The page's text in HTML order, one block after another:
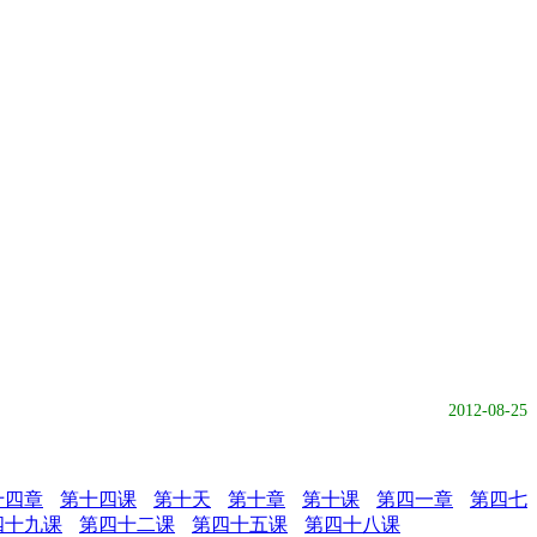
2012-08-25
四章 第十四课 第十天 第十章 第十课 第四一章
第四七
十九课
第四十二课 第四十五课 第四十八课